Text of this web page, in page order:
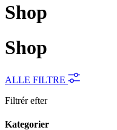
Shop
Shop
ALLE FILTRE
Filtrér efter
Kategorier